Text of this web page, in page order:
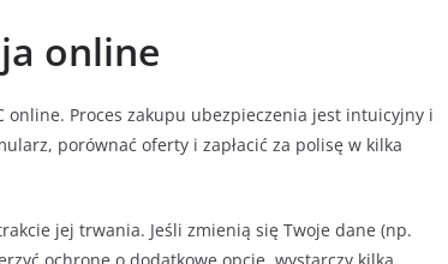
online
online. Proces zakupu ubezpieczenia jest intuicyjny i
porównać oferty i zapłacić za polisę w kilka
jej trwania. Jeśli zmienią się Twoje dane (np.